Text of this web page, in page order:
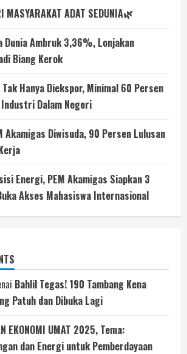
MASYARAKAT ADAT SEDUNIA🌿
Dunia Ambruk 3,36%, Lonjakan
Biang Kerok
Hanya Diekspor, Minimal 60 Persen
Dalam Negeri
Akamigas Diwisuda, 90 Persen Lulusan
Energi, PEM Akamigas Siapkan 3
Akses Mahasiswa Internasional
Bahlil Tegas! 190 Tambang Kena
Patuh dan Dibuka Lagi
EKONOMI UMAT 2025, Tema:
dan Energi untuk Pemberdayaan